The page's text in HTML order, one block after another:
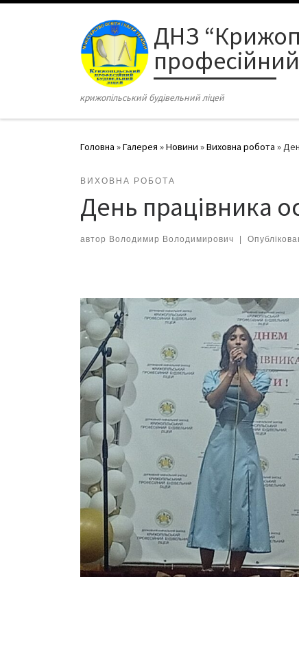
Перейти до вмісту
ДНЗ
крижопільський будівельний ліцей
Головна »Галерея »Новини »Виховна робота »
ВИХОВНА РОБОТА
День працівника
автор Володимир Володимирович